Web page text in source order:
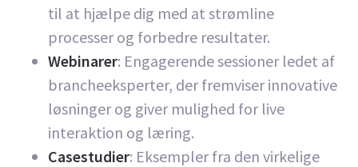
til at hjælpe dig med at strømline
processer og forbedre resultater.
Webinarer: Engagerende sessioner ledet af
brancheeksperter, der fremviser innovative
løsninger og giver mulighed for live
interaktion og læring.
Casestudier: Eksempler fra den virkelige